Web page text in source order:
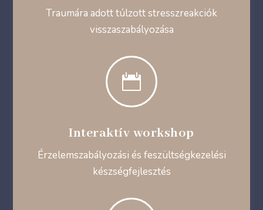
Traumára adott túlzott stresszreakciók
visszaszabályozása

Interaktív workshop
Érzelemszabályozási és feszültségkezelési
készségfejlesztés